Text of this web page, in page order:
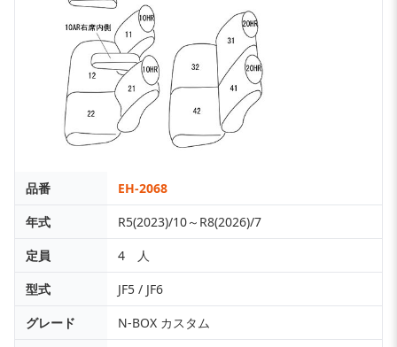
品番
EH-2068
年式
R5(2023)/10～R8(2026)/7
定員
4 人
型式
JF5 / JF6
グレード
N-BOX カスタム